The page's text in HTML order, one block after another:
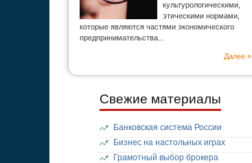
культурологическими,
этическими нормами,
которые являются частями экономического
предпринимательства...
Далее »
Свежие материалы
Банковская система России
Бизнес на настольных играх
Грамотный выбор брокера